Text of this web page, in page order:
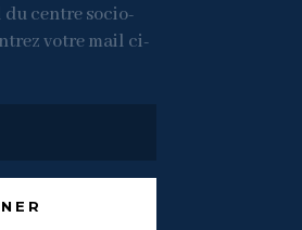
centre socio-
votre mail ci-